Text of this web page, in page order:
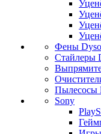
Фены
Стайлеры
Пылесосы
Sony